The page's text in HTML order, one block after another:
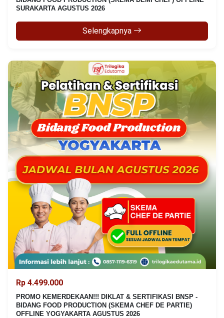
SURAKARTA AGUSTUS 2026
Selengkapnya
Rp 4.499.000
PROMO KEMERDEKAAN!!! DIKLAT & SERTIFIKASI BNSP -
BIDANG FOOD PRODUCTION (SKEMA CHEF DE PARTIE)
OFFLINE YOGYAKARTA AGUSTUS 2026